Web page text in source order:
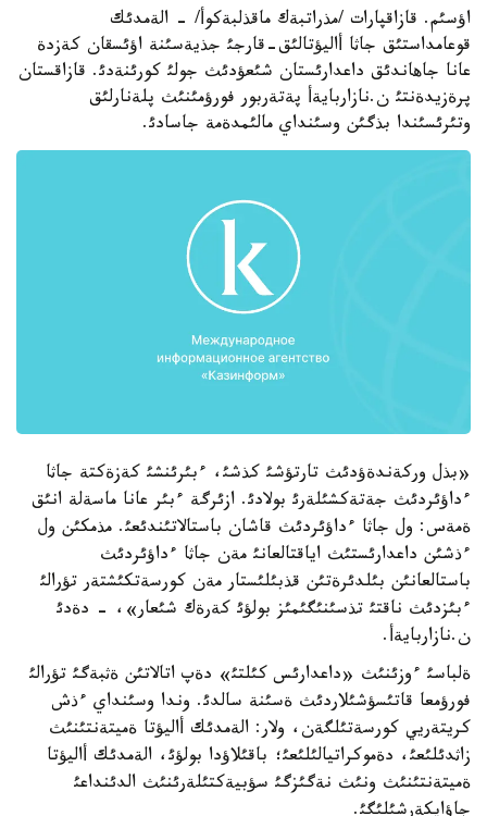
اؤسئم. قازاقپارات /مذراتبةك ماقذلبةكوأ/ - الةمدئك
قوعامداستئق جاثا أاليؤتالئق-قارجئ جذيةسئنة اؤئسقان كةزدة
عانا جاهاندئق داعدارئستان شئعؤدئث جولئ كورئنةدئ. قازاقستان
پرةزيدةنتئ ن.نازاربايةأ پةتةربور فورؤمئنئث پلةنارلئق
وتئرئسئندا بذگئن وسئنداي مالئمدةمة جاسادئ.
«بذل وركةندةؤدئث تارتؤشئ كذشئ، ءبئرئنشئ كةزةكتة جاثا
ءداؤئردئث جةتةكشئلةرئ بولادئ. ازئرگة ءبئر عانا ماسةلة انئق
ةمةس: ول جاثا ءداؤئردئث قاشان باستالاتئندئعئ. مذمكئن ول
ءذشئن داعدارئستئث اياقتالعانئ مةن جاثا ءداؤئردئث
باستالعانئن بئلدئرةتئن قذبئلئستار مةن كورسةتكئشتةر تؤرالئ
ءبئزدئث ناقتئ تذسئنئگئمئز بولؤئ كةرةك شئعار»، - دةدئ
ن.نازاربايةأ.
ةلباسئ ءوزئنئث «داعدارئس كئلتئ» دةپ اتالاتئن ةثبةگئ تؤرالئ
فورؤمعا قاتئسؤشئلاردئث ةسئنة سالدئ. وندا وسئنداي ءذش
كريتةريي كورسةتئلگةن، ولار: الةمدئك أاليؤتا ةميتةنتئنئث
زاثدئلئعئ، دةموكراتيالئلئعئ؛ باقئلاؤدا بولؤئ، الةمدئك أاليؤتا
ةميتةنتئنئث ونئث نةگئزگئ سؤبيةكتئلةرئنئث الدئنداعئ